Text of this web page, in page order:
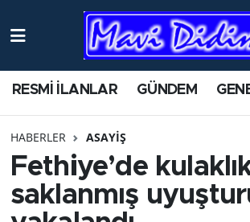
RESMİ İLANLAR GÜNDEM
HABERLER ASAYİŞ
Fethiye’de
saklanmış
ANTİK YERLER
AYDIN
BİLİM VE TEKNOLOJİ
Nöbetçi Eczaneler
Namaz Vakitleri
Trafik Durumu